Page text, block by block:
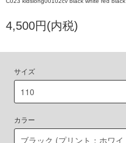
4,500円(内税)
サイズ
カラー